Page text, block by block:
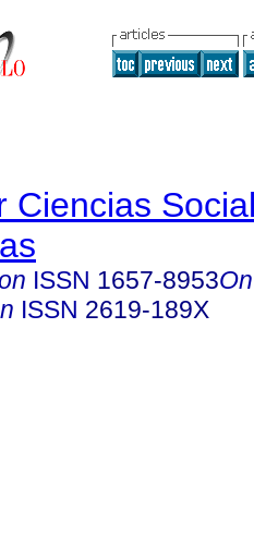
Ciencias
ISSN 1657-8953
ISSN 2619-189X